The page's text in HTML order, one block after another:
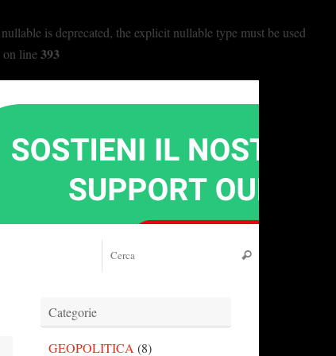
is deprecated, the explicit nullable type must be used
on line393
Cerca
Categorie
GEOPOLITICA (8)